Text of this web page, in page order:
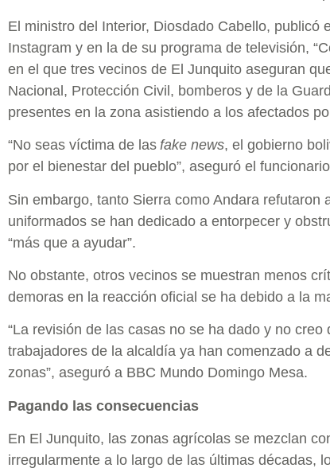
El ministro del Interior, Diosdado Cabello, publicó
Instagram y en la de su programa de televisión,
en el que tres vecinos de El Junquito aseguran
Nacional, Protección Civil, bomberos y de la
presentes en la zona asistiendo a los afectados
“No seas víctima de las fake news, el gobierno
por el bienestar del pueblo”, aseguró el
Sin embargo, tanto Sierra como Andara refutaron
uniformados se han dedicado a entorpecer y
“más que a ayudar”.
No obstante, otros vecinos se muestran menos
demoras en la reacción oficial se ha debido a la
“La revisión de las casas no se ha dado y no creo
trabajadores de la alcaldía ya han comenzado a
zonas”, aseguró a BBC Mundo Domingo Mesa.
Pagando las consecuencias
En El Junquito, las zonas agrícolas se mezclan
irregularmente a lo largo de las últimas décadas,